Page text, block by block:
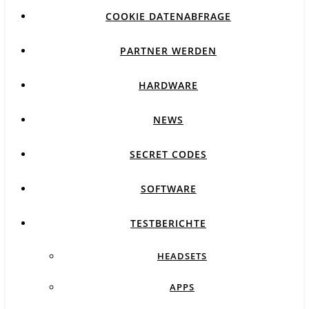
COOKIE DATENABFRAGE
PARTNER WERDEN
HARDWARE
NEWS
SECRET CODES
SOFTWARE
TESTBERICHTE
HEADSETS
APPS